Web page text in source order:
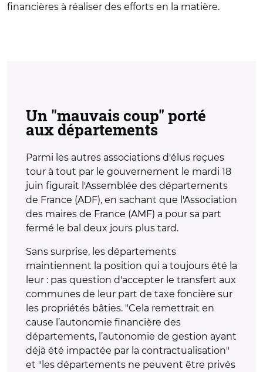
financières à réaliser des efforts en la matière.
Un "mauvais coup" porté
aux départements
Parmi les autres associations d'élus reçues
tour à tout par le gouvernement le mardi 18
juin figurait l'Assemblée des départements
de France (ADF), en sachant que l'Association
des maires de France (AMF) a pour sa part
fermé le bal deux jours plus tard.
Sans surprise, les départements
maintiennent la position qui a toujours été la
leur : pas question d'accepter le transfert aux
communes de leur part de taxe foncière sur
les propriétés bâties. "Cela remettrait en
cause l’autonomie financière des
départements, l’autonomie de gestion ayant
déjà été impactée par la contractualisation"
et "les départements ne peuvent être privés